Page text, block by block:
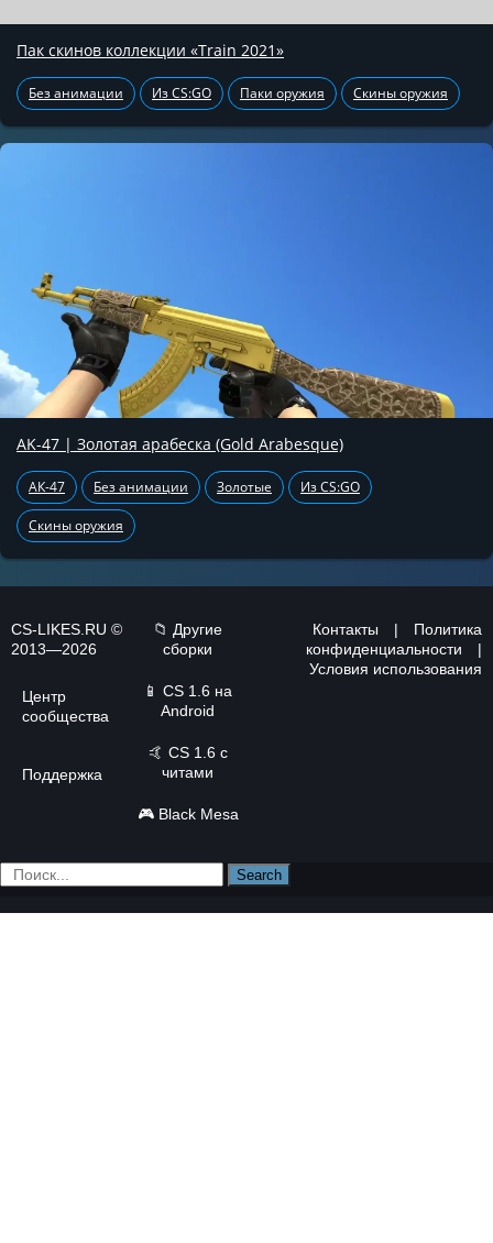
Пак скинов коллекции «Train 2021»
Без анимации Из CS:GO Паки оружия Скины оружия
AK-47 | Золотая арабеска (Gold Arabesque)
АК-47 Без анимации Золотые Из CS:GO
Скины оружия
CS-LIKES.RU ©
2013—2026
Центр
сообщества
Поддержка
📁 Другие
сборки
📱 CS 1.6 на
Android
🤙 CS 1.6 с
читами
🎮 Black Mesa
Контакты |
Политика
конфиденциальности
|
Условия использования
Search